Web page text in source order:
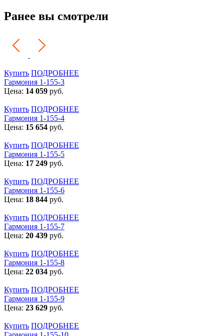
Ранее вы смотрели
Купить ПОДРОБНЕЕ
Гармония 1-155-3
Цена: 14 059 руб.
Купить ПОДРОБНЕЕ
Гармония 1-155-4
Цена: 15 654 руб.
Купить ПОДРОБНЕЕ
Гармония 1-155-5
Цена: 17 249 руб.
Купить ПОДРОБНЕЕ
Гармония 1-155-6
Цена: 18 844 руб.
Купить ПОДРОБНЕЕ
Гармония 1-155-7
Цена: 20 439 руб.
Купить ПОДРОБНЕЕ
Гармония 1-155-8
Цена: 22 034 руб.
Купить ПОДРОБНЕЕ
Гармония 1-155-9
Цена: 23 629 руб.
Купить ПОДРОБНЕЕ